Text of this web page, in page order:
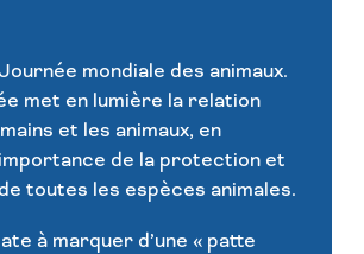
mondiale des animaux.
met en lumière la relation
et les animaux, en
de la protection et
toutes les espèces animales.
à marquer d’une « patte